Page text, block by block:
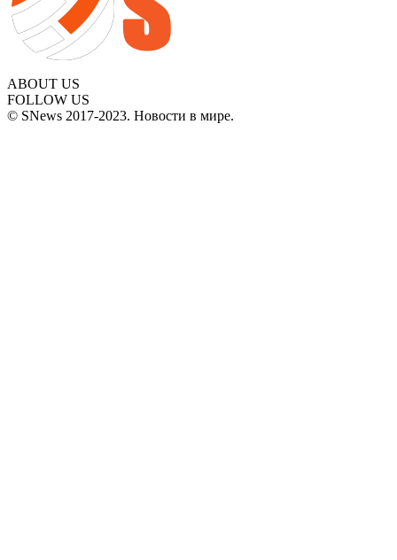
ABOUT US
FOLLOW US
© SNews 2017-2023. Новости в мире.